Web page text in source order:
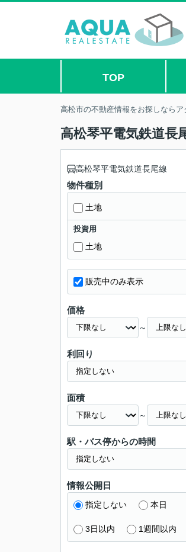
TOP
高松市の不動産情報をお探しなら
高松琴平電気鉄道長
高松琴平電気鉄道長尾線
物件種別
土地
投資用
土地
販売中のみ表示
価格
～
利回り
面積
～
駅・バス停からの時間
情報公開日
指定しない 本日
3日以内 1週間以内